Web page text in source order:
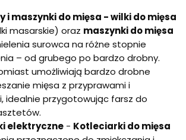
i maszynki do mięsa - wilki do mięsa
masarskie) oraz maszynki do mięsa
surowca na różne stopnie
– od grubego po bardzo drobny.
umożliwiają bardzo drobne
mięsa z przyprawami i
idealnie przygotowując farsz do
elektryczne - Kotleciarki do mięsa